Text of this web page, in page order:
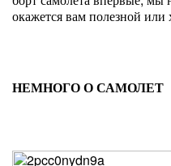
окажется вам полезной или
НЕМНОГО О САМОЛЕТ